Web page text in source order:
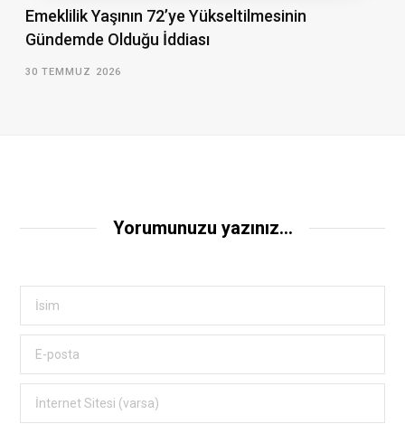
Emeklilik Yaşının 72’ye Yükseltilmesinin
Gündemde Olduğu İddiası
30 TEMMUZ 2026
Yorumunuzu yazınız...